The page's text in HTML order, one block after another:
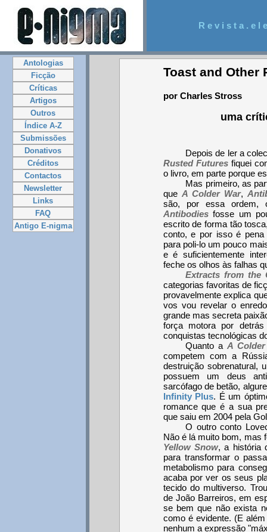
R e v i s t a . e l
Antologias
Ficção
Críticas
Artigos
Outros
Índice A-Z
Submissões
Donativos
Créditos
Contactos
Newsletter
Links
FAQ
Antigo E-nigma
Toast and Other
por Charles Stross
uma
Depois de ler a
Rusted Futuresfiquei
o livro, em parte porque
Mas primeiro, as
que A Colder War,
são, por essa ordem,
Antibodiesfosse um
escrito de forma tão
conto, e por isso é
para poli-lo um pouco
e é suficientemente
feche os olhos às falhas
Extracts from the
categorias favoritas de
provavelmente explica
vos vou revelar o
grande mas secreta
força motora por
conquistas tecnológicas
Quanto aA
competem com a
destruição sobrenatural,
possuem um deus
sarcófago de betão,
Infinity Plus. É um
romance que é a sua
que saiu em 2004 pela
O outro conto
Não é lá muito bom, mas
Yellow Snow, a história
para transformar o
metabolismo para
acaba por ver os seus
tecido do multiverso.
de João Barreiros, em
se bem que não exista
como é evidente. (E
nenhum a expressão